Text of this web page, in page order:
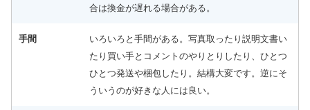
合は換金が遅れる場合がある。
手間
いろいろと手間がある。写真取ったり説明文書い
たり買い手とコメントのやりとりしたり、ひとつ
ひとつ発送や梱包したり。結構大変です。逆にそ
ういうのが好きな人には良い。